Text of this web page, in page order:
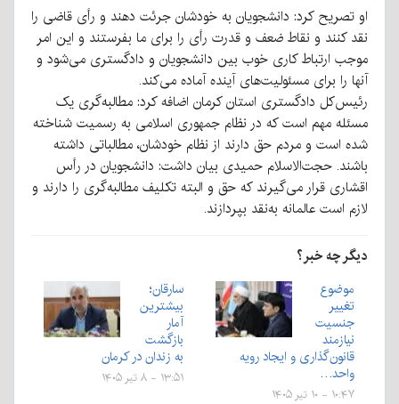
او تصریح کرد: دانشجویان به خودشان جرئت دهند و رأی قاضی را
نقد کنند و نقاط ضعف و قدرت رأی را برای ما بفرستند و این امر
موجب ارتباط کاری خوب بین دانشجویان و دادگستری می‌شود و
آنها را برای مسئولیت‌های آینده آماده می‌کند.
رئیس‌کل دادگستری استان کرمان اضافه کرد: مطالبه‌گری یک
مسئله مهم است که در نظام جمهوری اسلامی به رسمیت شناخته
شده است و مردم حق دارند از نظام خودشان، مطالباتی داشته
باشند. حجت‌الاسلام حمیدی بیان داشت: دانشجویان در رأس
اقشاری قرار می‌گیرند که حق و البته تکلیف مطالبه‌گری را دارند و
لازم است عالمانه به‌نقد بپردازند.
دیگر چه خبر؟
موضوع
تغییر
جنسیت
نیازمند
قانون‌گذاری و ایجاد رویه
واحد…
۱۰:۴۷ - ۱۰ تیر ۱۴۰۵
سارقان؛
بیشترین
آمار
بازگشت
به زندان در کرمان
۱۳:۵۱ - ۸ تیر ۱۴۰۵